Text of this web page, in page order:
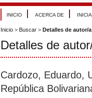
INICIO ACERCA DE
Inicio > Buscar > Detalles de autor/a
Detalles de
Cardozo, Eduardo,
República